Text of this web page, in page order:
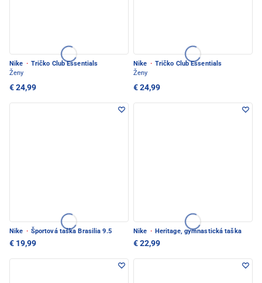
Nike · Tričko Club Essentials
Ženy
€ 24,99
Nike · Tričko Club Essentials
Ženy
€ 24,99
Nike · Športová taška Brasilia 9.5
€ 19,99
Nike · Heritage, gymnastická taška
€ 22,99